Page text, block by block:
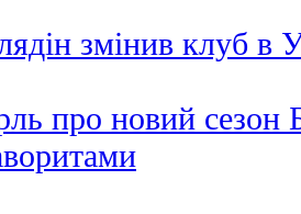
змінив клуб в
про новий сезон